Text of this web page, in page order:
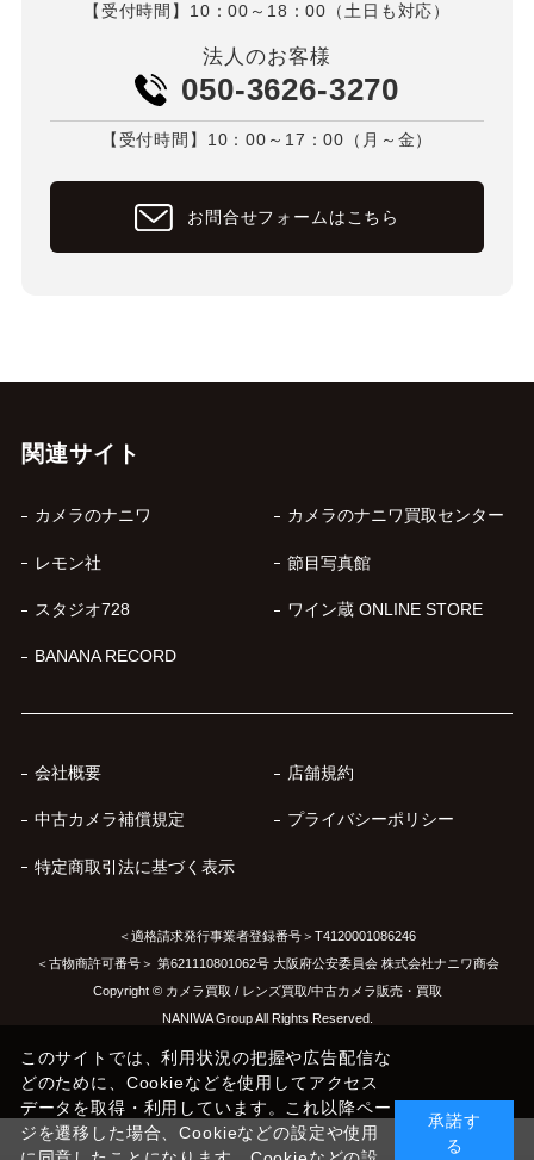
【受付時間】10：00～18：00（土日も対応）
法人のお客様
050-3626-3270
【受付時間】10：00～17：00（月～金）
お問合せフォームはこちら
関連サイト
カメラのナニワ カメラのナニワ買取センター
レモン社 節目写真館
スタジオ728 ワイン蔵 ONLINE STORE
BANANA RECORD
会社概要 店舗規約
中古カメラ補償規定 プライバシーポリシー
特定商取引法に基づく表示
＜適格請求発行事業者登録番号＞T4120001086246
＜古物商許可番号＞ 第621110801062号 大阪府公安委員会 株式会社ナニワ商会
Copyright © カメラ買取 / レンズ買取/中古カメラ販売・買取
NANIWA Group All Rights Reserved.
このサイトでは、利用状況の把握や広告配信な
どのために、Cookieなどを使用してアクセス
データを取得・利用しています。これ以降ペー
ジを遷移した場合、Cookieなどの設定や使用
承諾す
る